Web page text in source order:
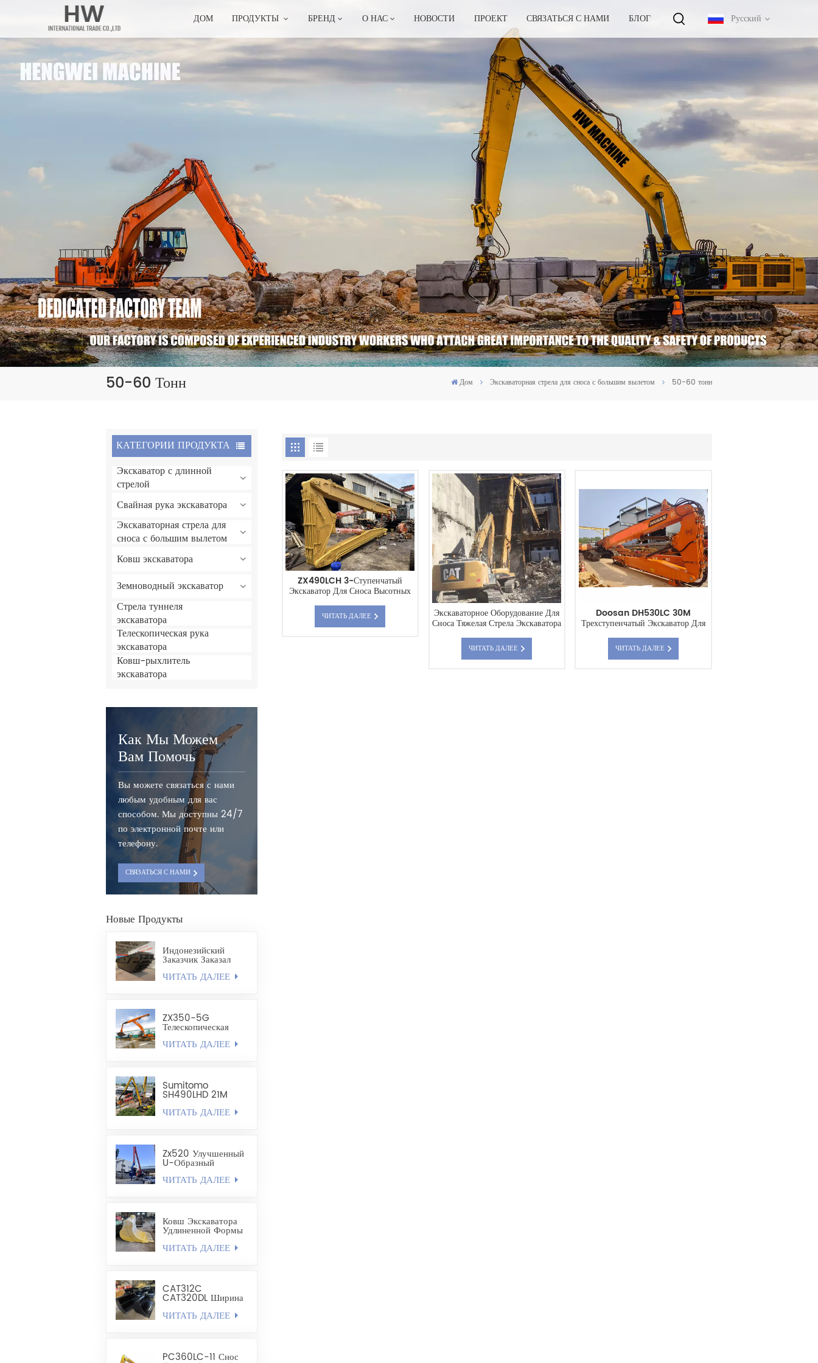
ДОМ ПРОДУКТЫ БРЕНД О НАС НОВОСТИ ПРОЕКТ СВЯЗАТЬСЯ С НАМИ БЛОГ Русский
français
русский
español
português
50-60 Тонн Дом Экскаваторная стрела для сноса с большим вылетом 50-60 тонн
КАТЕГОРИИ ПРОДУКТА
Экскаватор с длинной
стрелой
Свайная рука экскаватора
Экскаваторная стрела для
сноса с большим вылетом
Ковш экскаватора
Земноводный экскаватор
Стрела туннеля
экскаватора
Телескопическая рука
экскаватора
Ковш-рыхлитель
экскаватора
Как Мы Можем
Вам Помочь
Вы можете связаться с нами
любым удобным для вас
способом. Мы доступны 24/7
по электронной почте или
телефону.
СВЯЗАТЬСЯ С НАМИ
Новые Продукты
Индонезийский
Заказчик Заказал
Плавающее Шасси
ЧИТАТЬ ДАЛЕЕ
ZX350-5G
Телескопическая
Изготовленный По
Ракушечного Типа
Объемом 1,8 Куб.
ЧИТАТЬ ДАЛЕЕ
Sumitomo
SH490LHD 21M
Экскаватор Для
ЧИТАТЬ ДАЛЕЕ
Zx520 Улучшенный
U-Образный
Забивной Рычаг Для
Стальных
ЧИТАТЬ ДАЛЕЕ
Ковш Экскаватора
Удлиненной Формы
- Карьерный Ковш
ЧИТАТЬ ДАЛЕЕ
CAT312C
CAT320DL Ширина
Выравнивающего
Ковша 1200–1300
ЧИТАТЬ ДАЛЕЕ
PC360LC-11 Снос
ZX490LCH 3-Ступенчатый
Экскаватор Для Сноса Высотных
Длинной Стрелой
ЧИТАТЬ ДАЛЕЕ Экскаваторное Оборудование Для
Сноса Тяжелая Стрела Экскаватора
ЧИТАТЬ ДАЛЕЕ
Doosan DH530LC 30M
Трехступенчатый Экскаватор Для
ЧИТАТЬ ДАЛЕЕ